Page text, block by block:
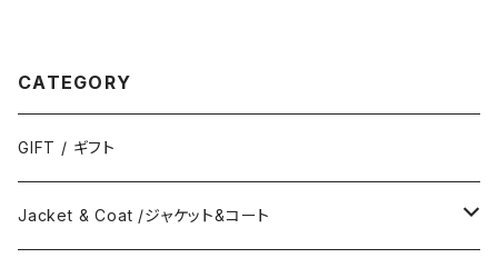
CATEGORY
GIFT / ギフト
Jacket & Coat /ジャケット&コート